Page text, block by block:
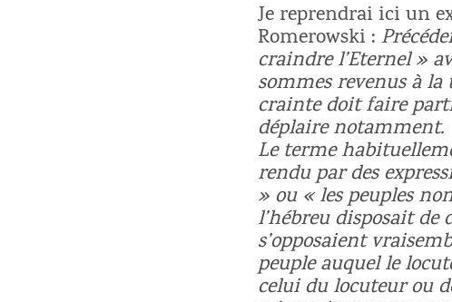
Je reprendrai ici un
Romerowski :
craindre l’Eternel »
sommes revenus à
crainte doit faire
déplaire notamment.
Le terme
rendu par des
» ou « les peuples
l’hébreu disposait de
s’opposaient
peuple auquel le
celui du locuteur ou